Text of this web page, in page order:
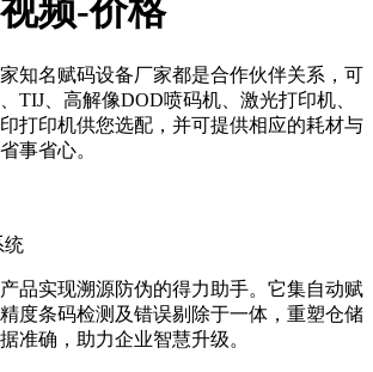
频-价格
知名赋码设备厂家都是合作伙伴关系，可
TIJ、高解像DOD喷码机、激光打印机、
打印机供您选配，并可提供相应的耗材与
事省心。
统
品实现溯源防伪的得力助手。它集自动赋
度条码检测及错误剔除于一体，重塑仓储
准确，助力企业智慧升级。